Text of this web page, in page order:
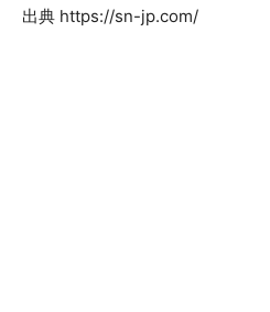
出典 https://sn-jp.com/